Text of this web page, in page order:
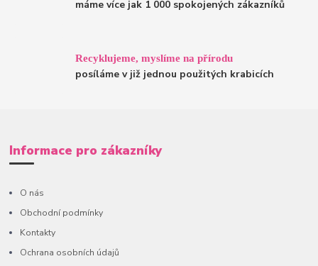
máme více jak 1 000 spokojených zákazníků
Recyklujeme, myslíme na přírodu
posíláme v již jednou použitých krabicích
Informace pro zákazníky
O nás
Obchodní podmínky
Kontakty
Ochrana osobních údajů